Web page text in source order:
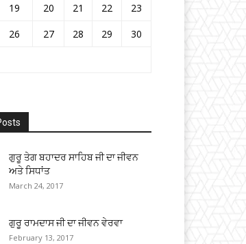
19 20 21 22
23
26 27 28 29
30
ਗੁਰੂ ਤੇਗ ਬਹਾਦਰ ਸਾਹਿਬ ਜੀ ਦਾ ਜੀਵਨ
ਅਤੇ ਸਿਧਾਂਤ
March 24, 2017
ਗੁਰੂ ਰਾਮਦਾਸ ਜੀ ਦਾ ਜੀਵਨ ਵੇਰਵਾ
February 13, 2017